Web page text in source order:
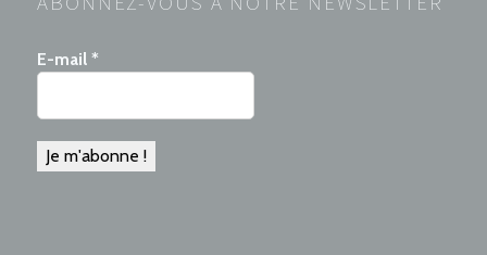
E-mail *